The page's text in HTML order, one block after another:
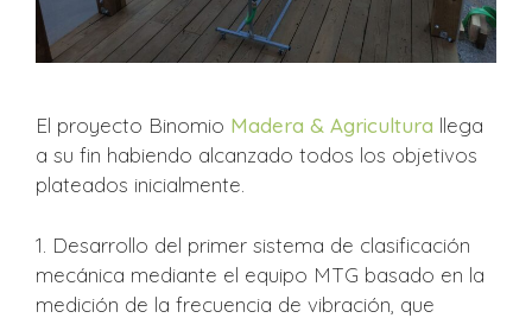
El proyecto Binomio Madera & Agricultura llega
a su fin habiendo alcanzado todos los objetivos
plateados inicialmente.
1. Desarrollo del primer sistema de clasificación
mecánica mediante el equipo MTG basado en la
medición de la frecuencia de vibración, que